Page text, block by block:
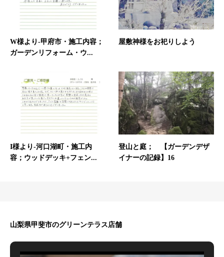
W様より-甲府市・施工内容；
ガーデンリフォーム・ウ...
屋敷神様をお祀りしよう
I様より-河口湖町・施工内
容；ウッドデッキ+フェン...
登山と庭； 【ガーデンデザ
イナーの記録】16
山梨県甲斐市のグリーンテラス店舗